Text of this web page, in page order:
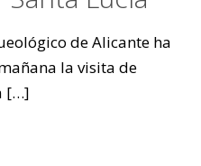
de Alicante ha
la visita de
[…]